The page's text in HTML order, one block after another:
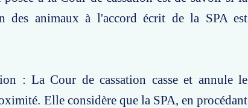
des animaux à l'accord écrit de la SPA est
: La Cour de cassation casse et annule le
Elle considère que la SPA, en procédant